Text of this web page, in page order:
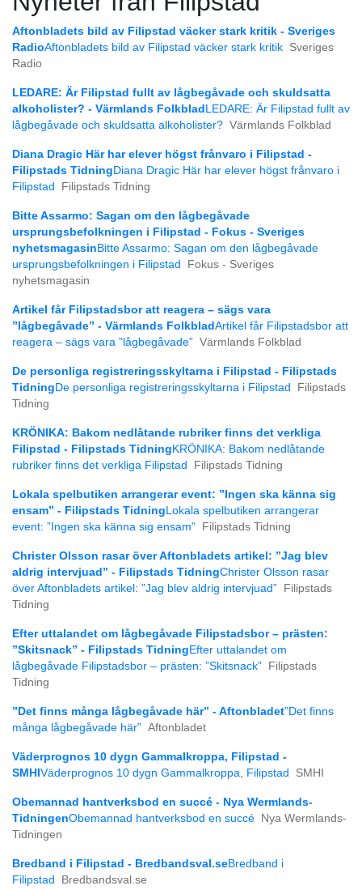
Aftonbladets bild av Filipstad väcker stark kritik - Sveriges
RadioAftonbladets bild av Filipstad väcker stark kritik Sveriges
Radio
LEDARE: Är Filipstad fullt av lågbegåvade och skuldsatta
alkoholister? - Värmlands Folkblad LEDARE: Är Filipstad fullt av
lågbegåvade och skuldsatta alkoholister? Värmlands Folkblad
Diana Dragic Här har elever högst frånvaro i Filipstad -
Filipstads Tidning Diana Dragic Här har elever högst frånvaro i
Filipstad
Filipstads Tidning
Bitte Assarmo: Sagan om den lågbegåvade
ursprungsbefolkningen i Filipstad - Fokus - Sveriges
nyhetsmagasin Bitte Assarmo: Sagan om den lågbegåvade
ursprungsbefolkningen i Filipstad
Fokus - Sveriges
nyhetsmagasin
Artikel får Filipstadsbor att reagera – sägs vara
”lågbegåvade” - Värmlands Folkblad Artikel får Filipstadsbor att
reagera – sägs vara ”lågbegåvade” Värmlands Folkblad
De personliga registreringsskyltarna i Filipstad - Filipstads
Tidning De personliga registreringsskyltarna i Filipstad
Filipstads
Tidning
KRÖNIKA: Bakom nedlåtande rubriker finns det verkliga
Filipstad - Filipstads Tidning KRÖNIKA: Bakom nedlåtande
rubriker finns det verkliga Filipstad
Filipstads Tidning
Lokala spelbutiken arrangerar event: ”Ingen ska känna sig
ensam” - Filipstads Tidning Lokala spelbutiken arrangerar
event: ”Ingen ska känna sig ensam”
Filipstads Tidning
Christer Olsson rasar över Aftonbladets artikel: ”Jag blev
aldrig intervjuad” - Filipstads TidningChrister Olsson rasar
över Aftonbladets artikel: ”Jag blev aldrig intervjuad”
Filipstads
Tidning
Efter uttalandet om lågbegåvade Filipstadsbor – prästen:
”Skitsnack” - Filipstads Tidning Efter uttalandet om
lågbegåvade Filipstadsbor – prästen: ”Skitsnack”
Filipstads
Tidning
”Det finns många lågbegåvade här” - Aftonbladet”Det finns
många lågbegåvade här” Aftonbladet
Väderprognos 10 dygn Gammalkroppa, Filipstad -
SMHI Väderprognos 10 dygn Gammalkroppa, Filipstad SMHI
Obemannad hantverksbod en succé - Nya Wermlands-
TidningenObemannad hantverksbod en succé
Nya Wermlands-
Tidningen
Bredband i Filipstad - Bredbandsval.seBredband i
Filipstad
Bredbandsval.se